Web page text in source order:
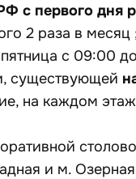
с первого дня
2 раза в месяц
с 09:00
существующей
на каждом
и м.